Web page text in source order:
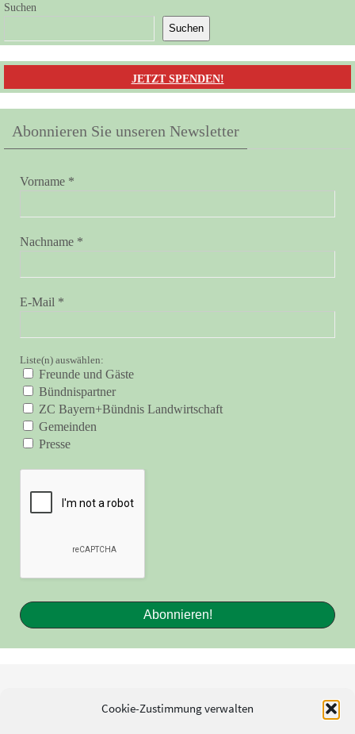
Cookie-Zustimmung verwalten
Suchen
Suchen
JETZT SPENDEN!
Abonnieren Sie unseren Newsletter
Vorname *
Nachname *
E-Mail *
Liste(n) auswählen:
Freunde und Gäste
Bündnispartner
ZC Bayern+Bündnis Landwirtschaft
Gemeinden
Presse